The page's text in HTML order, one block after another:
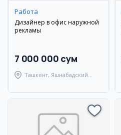
Работа
Дизайнер в офис наружной
рекламы
7 000 000 сум
Ташкент, Яшнабадский